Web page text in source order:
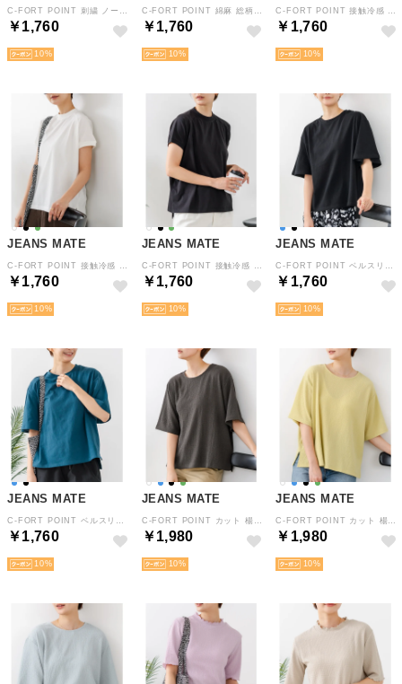
￥1,760
10
￥1,760
10
￥1,760
10
JEANS MATE
￥1,760
10
JEANS MATE
￥1,760
10
JEANS MATE
￥1,760
10
JEANS MATE
￥1,760
10
JEANS MATE
￥1,980
10
JEANS MATE
￥1,980
10